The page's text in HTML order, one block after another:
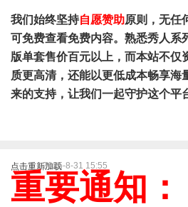
我们始终坚持自愿赞助原则，无任
可免费查看免费内容。熟悉秀人系
版单套售价百元以上，而本站不仅
质更高清，还能以更低成本畅享海
来的支持，让我们一起守护这个平
点击重新加载2025-8-31 15:55
重要通知：